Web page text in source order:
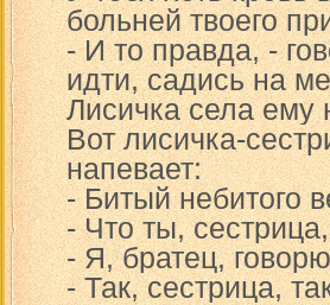
больней твоего
- И то правда, -
идти, садись на
Лисичка села ему
Вот лисичка-
напевает:
- Битый небитого
- Что ты,
- Я, братец,
- Так, сестрица,